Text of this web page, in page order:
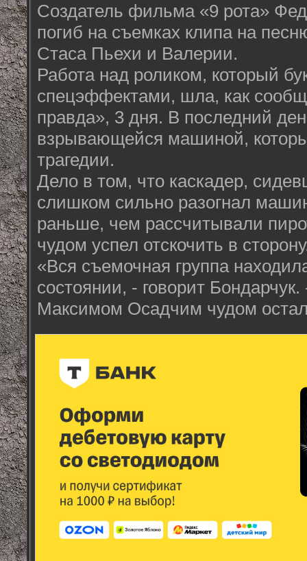
Создатель фильма «9 рота»
погиб на съемках клипа на
Стаса Пьехи и Валерии.
Работа над роликом, который
спецэффектами, шла, как
правда», 3 дня. В последний
взрывающейся машиной,
трагедии.
Дело в том, что каскадер,
слишком сильно разогнал
раньше, чем рассчитывали
чудом успел отскочить в
«Вся съемочная группа
состоянии, - говорит
Максимом Осадчим чудом